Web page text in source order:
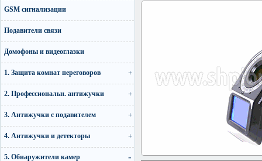
GSM сигнализации
Подавители связи
Домофоны и видеоглазки
1. Защита комнат переговоров
2. Профессиональн. антижучки
3. Антижучки с подавителем
4. Антижучки и детекторы
5. Обнаружители камер